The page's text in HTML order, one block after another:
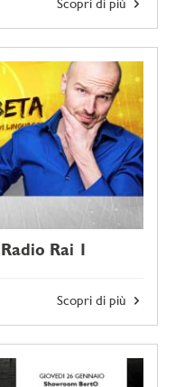
Scopri di più
Rai 1
Scopri di più